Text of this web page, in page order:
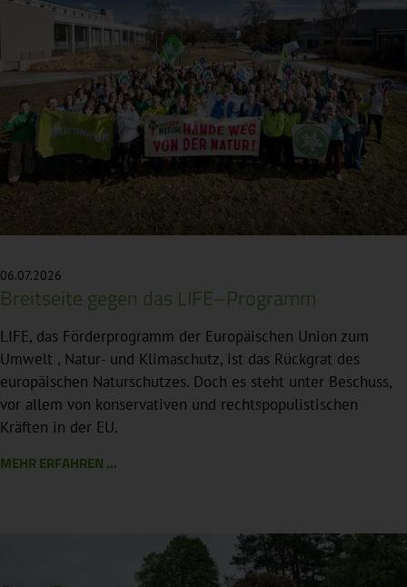
06.07.2026
Breitseite gegen das LIFE–Programm
LIFE, das Förderprogramm der Europäischen Union zum
Umwelt , Natur- und Klimaschutz, ist das Rückgrat des
europäischen Naturschutzes. Doch es steht unter Beschuss,
vor allem von konservativen und rechtspopulistischen
Kräften in der EU.
MEHR ERFAHREN ...